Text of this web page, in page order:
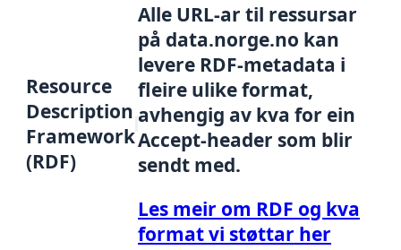
Resource
Description
Framework
(RDF)
Alle URL-ar til ressursar
på data.norge.no kan
levere RDF-metadata i
fleire ulike format,
avhengig av kva for ein
Accept-header som blir
sendt med.
Les meir om RDF og kva
format vi støttar her